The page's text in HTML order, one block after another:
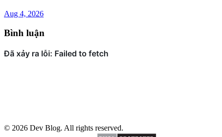
Aug 4, 2026
Bình luận
© 2026 Dev Blog. All rights reserved.